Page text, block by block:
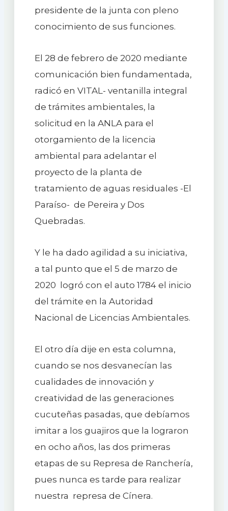
presidente de la junta con pleno
conocimiento de sus funciones.
El 28 de febrero de 2020 mediante
comunicación bien fundamentada,
radicó en VITAL- ventanilla integral
de trámites ambientales, la
solicitud en la ANLA para el
otorgamiento de la licencia
ambiental para adelantar el
proyecto de la planta de
tratamiento de aguas residuales -El
Paraíso- de Pereira y Dos
Quebradas.
Y le ha dado agilidad a su iniciativa,
a tal punto que el 5 de marzo de
2020 logró con el auto 1784 el inicio
del trámite en la Autoridad
Nacional de Licencias Ambientales.
El otro día dije en esta columna,
cuando se nos desvanecían las
cualidades de innovación y
creatividad de las generaciones
cucuteñas pasadas, que debíamos
imitar a los guajiros que la lograron
en ocho años, las dos primeras
etapas de su Represa de Ranchería,
pues nunca es tarde para realizar
nuestra represa de Cínera.